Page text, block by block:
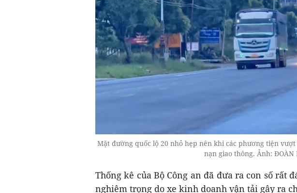
Mặt đường quốc lộ 20 nhỏ hẹp nên khi các phương tiện
nạn giao thông. Ảnh: ĐOÀN
Thống kê của Bộ Công an đã đưa ra con số rất
nghiêm trọng do xe kinh doanh vận tải gây ra